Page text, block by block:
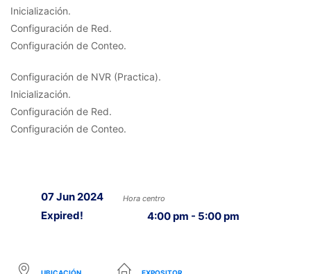
Inicialización.
Configuración de Red.
Configuración de Conteo.
Configuración de NVR (Practica).
Inicialización.
Configuración de Red.
Configuración de Conteo.
07 Jun 2024
Expired!
Hora centro
4:00 pm - 5:00 pm